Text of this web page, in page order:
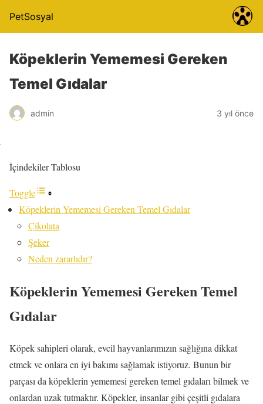
PetSosyal
Köpeklerin Yememesi Gereken
Temel Gıdalar
admin 3 yıl önce
İçindekiler Tablosu
Toggle
Köpeklerin Yememesi Gereken Temel Gıdalar
Çikolata
Şeker
Neden zararlıdır?
Köpeklerin Yememesi Gereken Temel
Gıdalar
Köpek sahipleri olarak, evcil hayvanlarımızın sağlığına dikkat
etmek ve onlara en iyi bakımı sağlamak istiyoruz. Bunun bir
parçası da köpeklerin yememesi gereken temel gıdaları bilmek ve
onlardan uzak tutmaktır. Köpekler, insanlar gibi çeşitli gıdalara